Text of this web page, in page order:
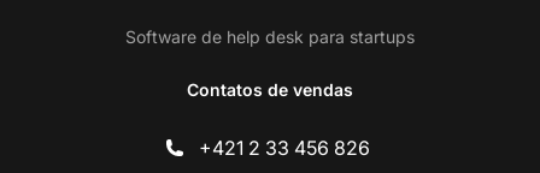
Software de help desk para startups
Contatos de vendas
+421 2 33 456 826